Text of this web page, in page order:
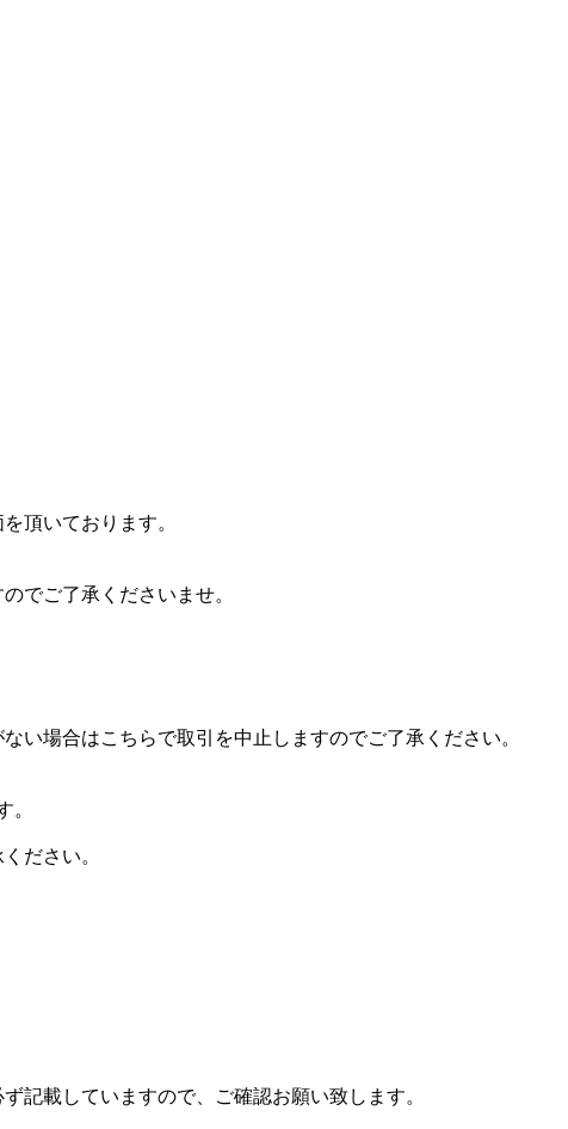
頂いております。
でご了承くださいませ。
い場合はこちらで取引を中止しますのでご了承ください。
。
ださい。
記載していますので、ご確認お願い致します。